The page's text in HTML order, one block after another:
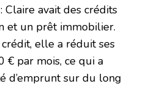
Claire avait des crédits
et un prêt immobilier.
elle a réduit ses
€ par mois, ce qui a
d’emprunt sur du long